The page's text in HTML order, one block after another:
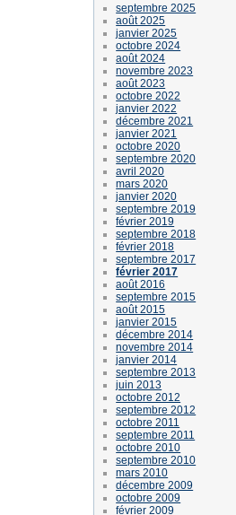
septembre 2025
août 2025
janvier 2025
octobre 2024
août 2024
novembre 2023
août 2023
octobre 2022
janvier 2022
décembre 2021
janvier 2021
octobre 2020
septembre 2020
avril 2020
mars 2020
janvier 2020
septembre 2019
février 2019
septembre 2018
février 2018
septembre 2017
février 2017
août 2016
septembre 2015
août 2015
janvier 2015
décembre 2014
novembre 2014
janvier 2014
septembre 2013
juin 2013
octobre 2012
septembre 2012
octobre 2011
septembre 2011
octobre 2010
septembre 2010
mars 2010
décembre 2009
octobre 2009
février 2009